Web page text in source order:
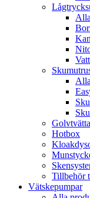
Hotbox
Tillbehör
Vätskepumpar